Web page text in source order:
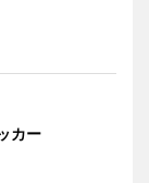
カー